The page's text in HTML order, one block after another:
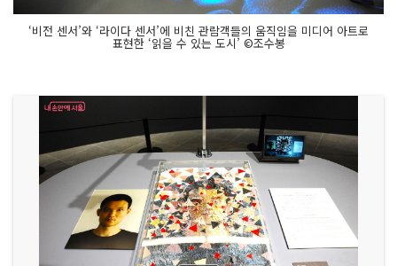
‘비전 센서’와 ‘라이다 센서’에 비친 관람객들의 움직임을 미디어 아트로
표현한 ‘읽을 수 있는 도시’ ©조수봉